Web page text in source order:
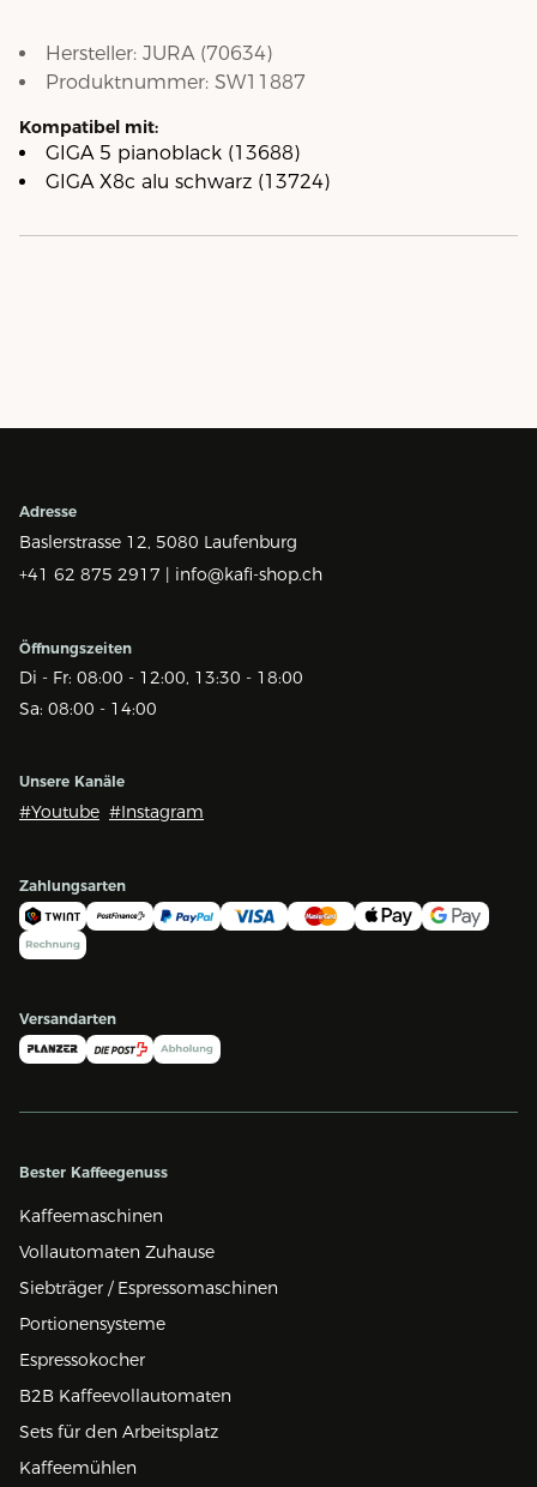
Hersteller: JURA (70634)
Produktnummer: SW11887
Kompatibel mit:
GIGA 5 pianoblack (13688)
GIGA X8c alu schwarz (13724)
Adresse
Baslerstrasse 12, 5080 Laufenburg
+41 62 875 2917 | info@kafi-shop.ch
Öffnungszeiten
Di - Fr: 08:00 - 12:00, 13:30 - 18:00
Sa: 08:00 - 14:00
Unsere Kanäle
#Youtube #Instagram
Zahlungsarten
Versandarten
Bester Kaffeegenuss
Kaffeemaschinen
Vollautomaten Zuhause
Siebträger / Espressomaschinen
Portionensysteme
Espressokocher
B2B Kaffeevollautomaten
Sets für den Arbeitsplatz
Kaffeemühlen